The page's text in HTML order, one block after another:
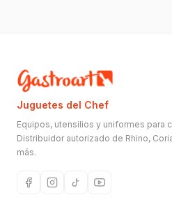
Juguetes del Chef
Equipos, utensilios y uniformes para
Distribuidor autorizado de Rhino,
más.